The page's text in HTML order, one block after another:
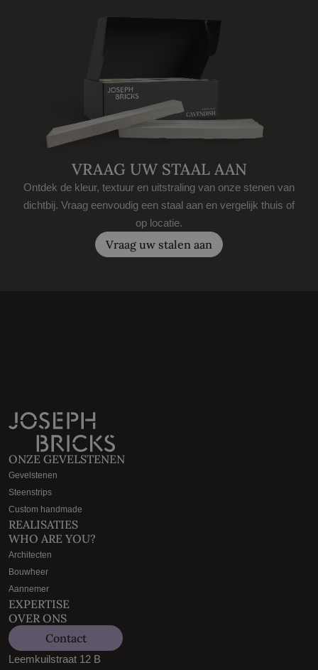
VRAAG UW STAAL AAN
Ontdek de kleur, textuur en uitstraling van onze stenen van
dichtbij. Vraag eenvoudig een staal aan en vergelijk thuis of
op locatie.
Vraag uw stalen aan
ONZE GEVELSTENEN
Gevelstenen
Steenstrips
Custom handmade
REALISATIES
WHO ARE YOU?
Architecten
Bouwheer
Aannemer
EXPERTISE
OVER ONS
Contact
Leemkuilstraat 12 B